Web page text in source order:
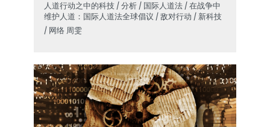
人道行动之中的科技 / 分析 / 国际人道法 / 在战争中
维护人道：国际人道法全球倡议 / 敌对行动 / 新科技
/ 网络 周雯